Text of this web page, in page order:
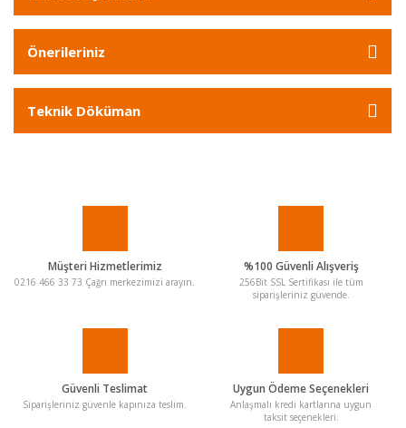
Önerileriniz
Teknik Döküman
Müşteri Hizmetlerimiz
0216 466 33 73 Çağrı merkezimizi arayın.
%100 Güvenli Alışveriş
256Bit SSL Sertifikası ile tüm
siparişleriniz güvende.
Güvenli Teslimat
Siparişleriniz güvenle kapınıza teslim.
Uygun Ödeme Seçenekleri
Anlaşmalı kredi kartlarına uygun
taksit seçenekleri.